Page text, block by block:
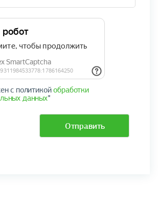
с политикойобработки
данных*
Отправить